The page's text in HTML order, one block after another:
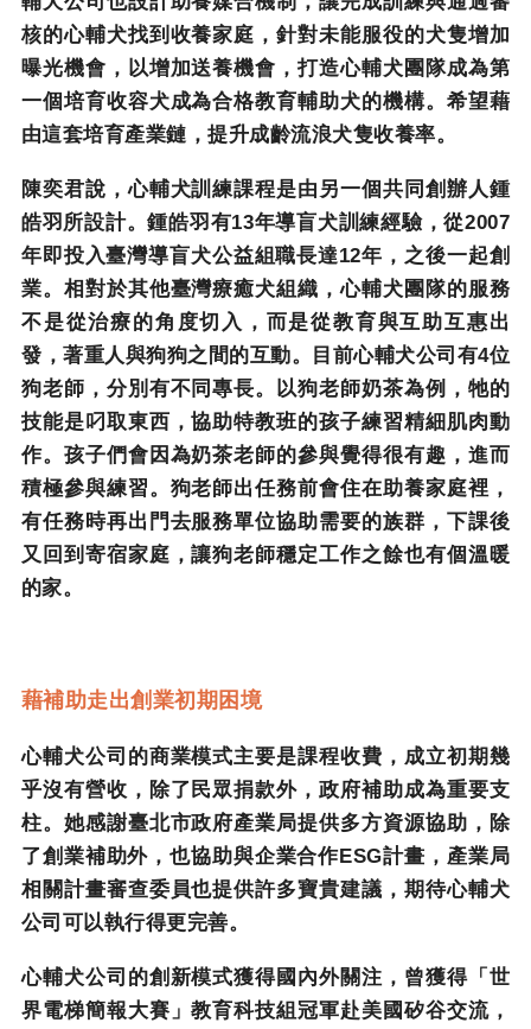
核的心輔犬找到收養家庭，針對未能服役的犬隻增加
曝光機會，以增加送養機會，打造心輔犬團隊成為第
一個培育收容犬成為合格教育輔助犬的機構。希望藉
由這套培育產業鏈，提升成齡流浪犬隻收養率。
陳奕君說，心輔犬訓練課程是由另一個共同創辦人鍾
皓羽所設計。鍾皓羽有13年導盲犬訓練經驗，從2007
年即投入臺灣導盲犬公益組職長達12年，之後一起創
業。相對於其他臺灣療癒犬組織，心輔犬團隊的服務
不是從治療的角度切入，而是從教育與互助互惠出
發，著重人與狗狗之間的互動。目前心輔犬公司有4位
狗老師，分別有不同專長。以狗老師奶茶為例，牠的
技能是叼取東西，協助特教班的孩子練習精細肌肉動
作。孩子們會因為奶茶老師的參與覺得很有趣，進而
積極參與練習。狗老師出任務前會住在助養家庭裡，
有任務時再出門去服務單位協助需要的族群，下課後
又回到寄宿家庭，讓狗老師穩定工作之餘也有個溫暖
的家。
藉補助走出創業初期困境
心輔犬公司的商業模式主要是課程收費，成立初期幾
乎沒有營收，除了民眾捐款外，政府補助成為重要支
柱。她感謝臺北市政府產業局提供多方資源協助，除
了創業補助外，也協助與企業合作ESG計畫，產業局
相關計畫審查委員也提供許多寶貴建議，期待心輔犬
公司可以執行得更完善。
心輔犬公司的創新模式獲得國內外關注，曾獲得「世
界電梯簡報大賽」教育科技組冠軍赴美國矽谷交流，